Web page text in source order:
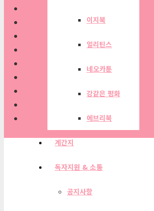
이지북
얼리틴스
네오카툰
강같은 평화
에브리북
계간지
독자지원 & 소통
공지사항